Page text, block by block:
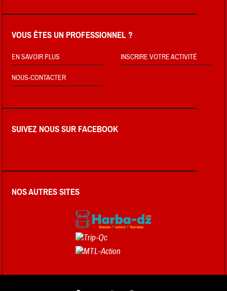
VOUS ÊTES UN PROFESSIONNEL ?
EN SAVOIR PLUS INSCRIRE VOTRE ACTIVITÉ
NOUS-CONTACTER
SUIVEZ NOUS SUR FACEBOOK
NOS AUTRES SITES